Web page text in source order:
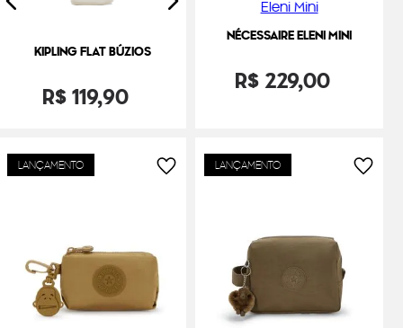
KIPLING FLAT BÚZIOS
R$119,90
NÉCESSAIRE ELENI MINI
R$229,00
LANÇAMENTO LANÇAMENTO